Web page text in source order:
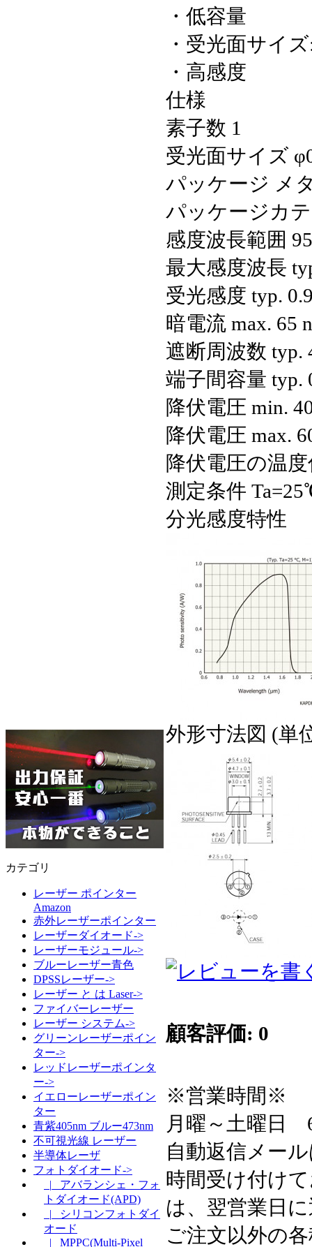
カテゴリ
レーザー ポインター
Amazon
赤外レーザーポインター
レーザーダイオード->
レーザーモジュール->
ブルーレーザー青色
DPSSレーザー->
レーザー と は Laser->
ファイバーレーザー
レーザー システム->
グリーンレーザーポイン
ター->
レッドレーザーポインタ
ー->
イエローレーザーポイン
ター
青紫405nm ブルー473nm
不可視光線 レーザー
半導体レーザ
フォトダイオード->
|_ アバランシェ・フォ
トダイオード(APD)
|_ シリコンフォトダイ
オード
|_ MPPC(Multi-Pixel
・低容量
・受光面サイ
・高感度
仕様
素子数 1
受光面サイズ
パッケージ メ
パッケージカ
感度波長範囲
最大感度波長
受光感度 typ.
暗電流 max. 65
遮断周波数 typ.
端子間容量 typ.
降伏電圧 min.
降伏電圧 max.
降伏電圧の温
測定条件
分光感度特性
外形寸法図 (単
顧客評価: 0
※営業時間※
月曜～土曜日
自動返信メー
時間受け付け
は、翌営業日
ご注文以外の